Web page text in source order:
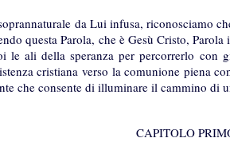
da Lui infusa, riconosciamo
questa Parola, che è Gesù Cristo,
le ali della speranza per percorrerlo con
cristiana verso la comunione piena
che consente di illuminare il cammino di
CAPITOLO